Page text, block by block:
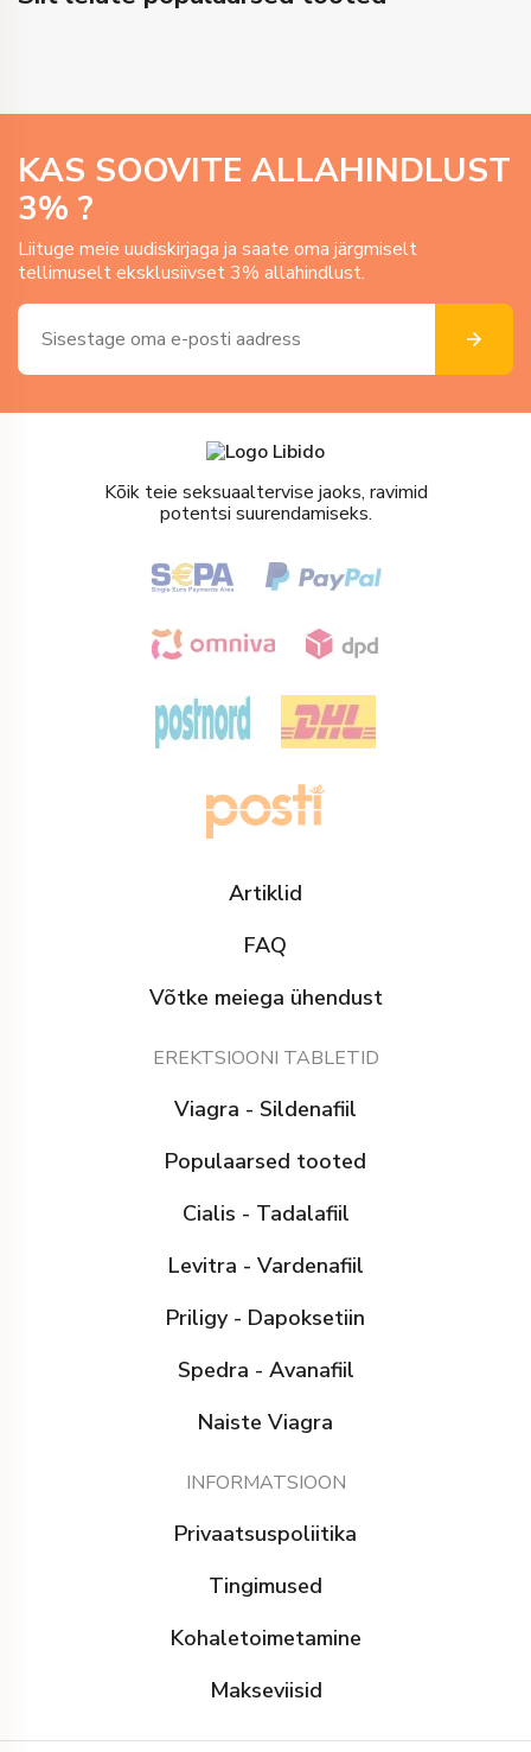
KAS SOOVITE ALLAHINDLUST
3% ?
Liituge meie uudiskirjaga ja saate oma järgmiselt
tellimuselt eksklusiivset 3% allahindlust.
Kõik teie seksuaaltervise jaoks, ravimid
potentsi suurendamiseks.
Artiklid
FAQ
Võtke meiega ühendust
EREKTSIOONI TABLETID
Viagra - Sildenafiil
Populaarsed tooted
Cialis - Tadalafiil
Levitra - Vardenafiil
Priligy - Dapoksetiin
Spedra - Avanafiil
Naiste Viagra
INFORMATSIOON
Privaatsuspoliitika
Tingimused
Kohaletoimetamine
Makseviisid